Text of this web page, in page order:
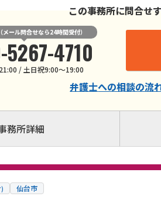
この事務所に問合せ
メール問合せなら24時間受付）
4710
/ 土日祝9:00～19:00
弁護士への相談の流
務所詳細
仙台市